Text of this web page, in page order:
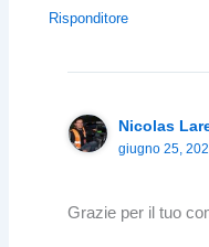
Risponditore
Nicolas
giugno 25,
Grazie per il tuo